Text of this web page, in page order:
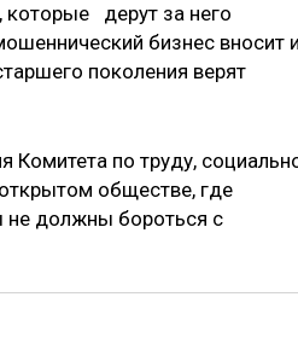
которые дерут за него
бизнес вносит
поколения верят
Комитета по труду,
обществе, где
не должны бороться с